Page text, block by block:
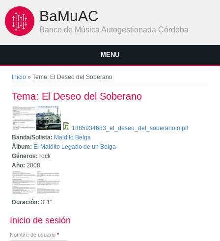
BaMuAC
Banco de Música Autogestionada Córdoba
MENU
Se encuentra usted aquí
Inicio » Tema: El Deseo del Soberano
Tema: El Deseo del Soberano
1385934683_el_deseo_del_soberano.mp3
Banda/Solista: Maldito Belga
Álbum: El Maldito Legado de un Belga
Géneros:rock
Año:2008
Duración:3' 1"
Inicio de sesión
Nombre de usuario *